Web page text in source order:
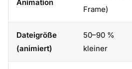
Animation
Frame)
Dateigröße
(animiert)
50–90 %
kleiner